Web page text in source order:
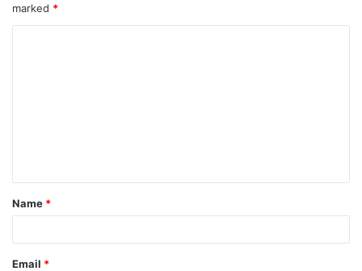
marked *
Name *
Email *